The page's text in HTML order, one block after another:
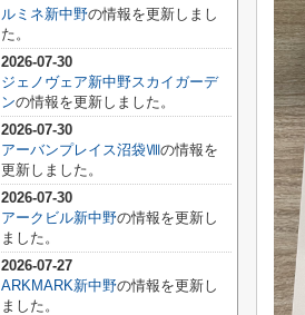
ルミネ新中野の情報を更新しまし
た。
2026-07-30
ジェノヴェア新中野スカイガーデ
ンの情報を更新しました。
2026-07-30
アーバンプレイス沼袋Ⅷの情報を
更新しました。
2026-07-30
アークビル新中野の情報を更新し
ました。
2026-07-27
ARKMARK新中野の情報を更新し
ました。